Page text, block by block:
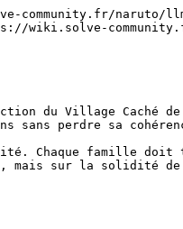
naruto/
wiki.solve-
du Village
sans perdre sa
Chaque famille doit
mais sur la solidité